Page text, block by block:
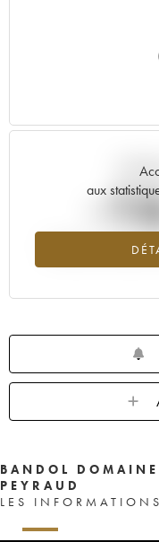
aux
-
Tendance à la
BANDOL
PEYRAUD
LES INFORMATIONS